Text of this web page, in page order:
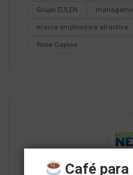
Grupo EULEN
marca empleadora atractiva
Rosa Gayoso
Café